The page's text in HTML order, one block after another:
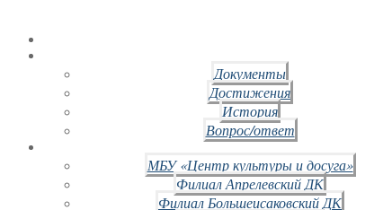
Документы
Достижения
История
Вопрос/ответ
МБУ «Центр культуры и досуга»
Филиал Апрелевский ДК
Филиал Большеисаковский ДК